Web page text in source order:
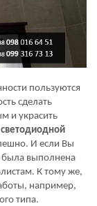
пользуются
сделать
и украсить
светодиодной
И если Вы
была выполнена
К тому же,
например,
типа.